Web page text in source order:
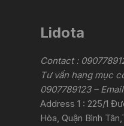
Lidota
Contact :
Tư vấn hạng mục
0907789123 –
Address 1 : 225/1
Hòa, Quận Bình